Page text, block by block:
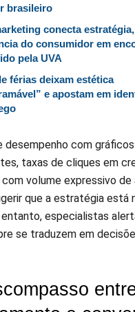
brasileiro
conecta
do consumidor em
pela UVA
férias deixam estética
e apostam em
desempenho com gráficos
taxas de cliques em
volume expressivo de
que a estratégia está
especialistas
se traduzem em